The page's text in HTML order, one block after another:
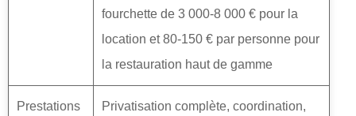
fourchette de 3 000-8 000 € pour la
location et 80-150 € par personne pour
la restauration haut de gamme
Prestations
Privatisation complète, coordination,